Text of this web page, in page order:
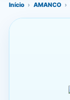
Início › AMANCO ›